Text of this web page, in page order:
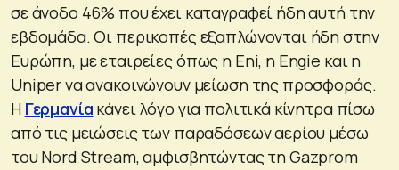
σε άνοδο 46% που έχει καταγραφεί ήδη αυτή την
εβδομάδα. Οι περικοπές εξαπλώνονται ήδη στην
Ευρώπη, με εταιρείες όπως η Eni, η Engie και η
Uniper να ανακοινώνουν μείωση της προσφοράς.
Η Γερμανία κάνει λόγο για πολιτικά κίνητρα πίσω
από τις μειώσεις των παραδόσεων αερίου μέσω
του Nord Stream, αμφισβητώντας τη Gazprom